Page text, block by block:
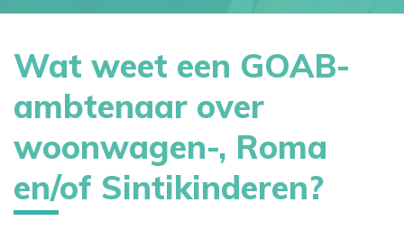
Wat weet een GOAB-
ambtenaar over
woonwagen-, Roma
en/of Sintikinderen?